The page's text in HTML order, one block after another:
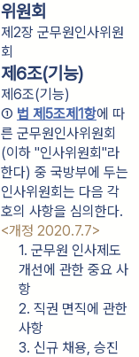
위원회
제2장 군무원인사위원
회
제6조(기능)
제6조(기능)
① 법 제5조제1항에 따
른 군무원인사위원회
(이하 "인사위원회"라
한다) 중 국방부에 두는
인사위원회는 다음 각
<개정 2020.7.7>
1. 군무원 인사제도
개선에 관한 중요 사
항
2. 직권 면직에 관한
사항
3. 신규 채용, 승진